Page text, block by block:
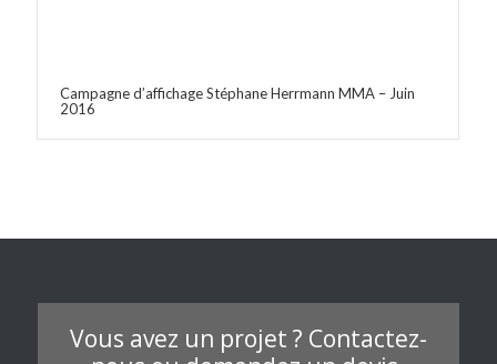
Campagne d’affichage Stéphane Herrmann MMA – Juin
2016
Vous avez un projet ? Contactez-